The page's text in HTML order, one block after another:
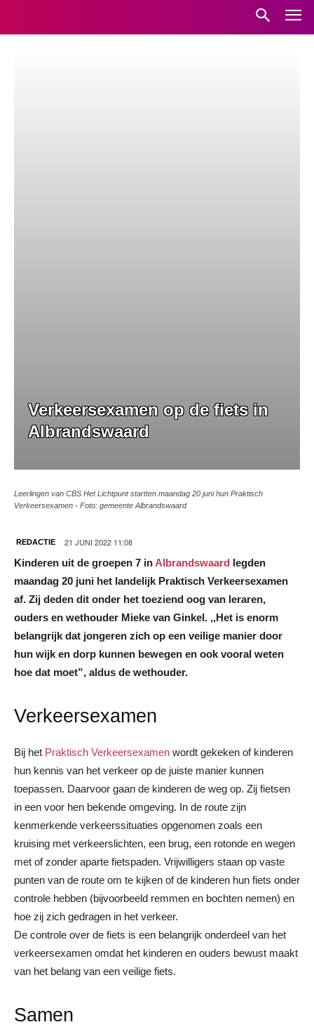
Verkeersexamen op de fiets in
Albrandswaard
Leerlingen van CBS Het Lichtpunt startten maandag 20 juni hun Praktisch
Verkeersexamen - Foto: gemeente Albrandswaard
REDACTIE 21 JUNI 2022 11:08
Kinderen uit de groepen 7 inAlbrandswaard legden
maandag 20 juni het landelijk Praktisch Verkeersexamen
af. Zij deden dit onder het toeziend oog van leraren,
ouders en wethouder Mieke van Ginkel. ,,Het is enorm
belangrijk dat jongeren zich op een veilige manier door
hun wijk en dorp kunnen bewegen en ook vooral weten
hoe dat moet”, aldus de wethouder.
Verkeersexamen
Bij het Praktisch Verkeersexamen wordt gekeken of kinderen
hun kennis van het verkeer op de juiste manier kunnen
toepassen. Daarvoor gaan de kinderen de weg op. Zij fietsen
in een voor hen bekende omgeving. In de route zijn
kenmerkende verkeerssituaties opgenomen zoals een
kruising met verkeerslichten, een brug, een rotonde en wegen
met of zonder aparte fietspaden. Vrijwilligers staan op vaste
punten van de route om te kijken of de kinderen hun fiets onder
controle hebben (bijvoorbeeld remmen en bochten nemen) en
hoe zij zich gedragen in het verkeer.
De controle over de fiets is een belangrijk onderdeel van het
verkeersexamen omdat het kinderen en ouders bewust maakt
van het belang van een veilige fiets.
Samen